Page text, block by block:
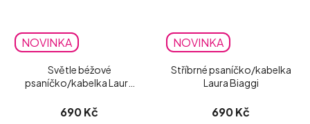
NOVINKA
Světle béžové
psaníčko/kabelka Laura
690 Kč
NOVINKA
Stříbrné psaníčko/kabelka
Laura Biaggi
690 Kč